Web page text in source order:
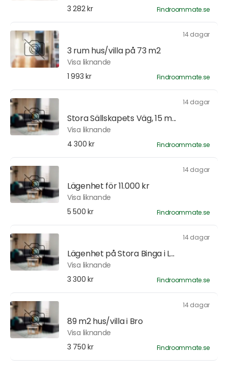
3 282 kr
Findroommate.se
14 dagar
3 rum hus/villa på 73 m2
Visa liknande
1 993 kr
Findroommate.se
14 dagar
Stora Sällskapets Väg, 15 m...
Visa liknande
4 300 kr
Findroommate.se
14 dagar
Lägenhet för 11.000 kr
Visa liknande
5 500 kr
Findroommate.se
14 dagar
Lägenhet på Stora Binga i L...
Visa liknande
3 300 kr
Findroommate.se
14 dagar
89 m2 hus/villa i Bro
Visa liknande
3 750 kr
Findroommate.se